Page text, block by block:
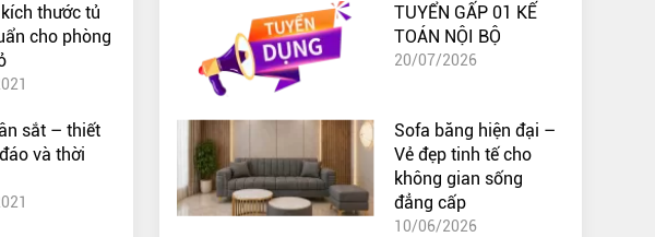
thước tủ
cho phòng
sắt – thiết
và thời
TUYỂN GẤP 01 KẾ
TOÁN NỘI BỘ
20/07/2026
Sofa băng hiện đại –
Vẻ đẹp tinh tế cho
không gian sống
đẳng cấp
10/06/2026